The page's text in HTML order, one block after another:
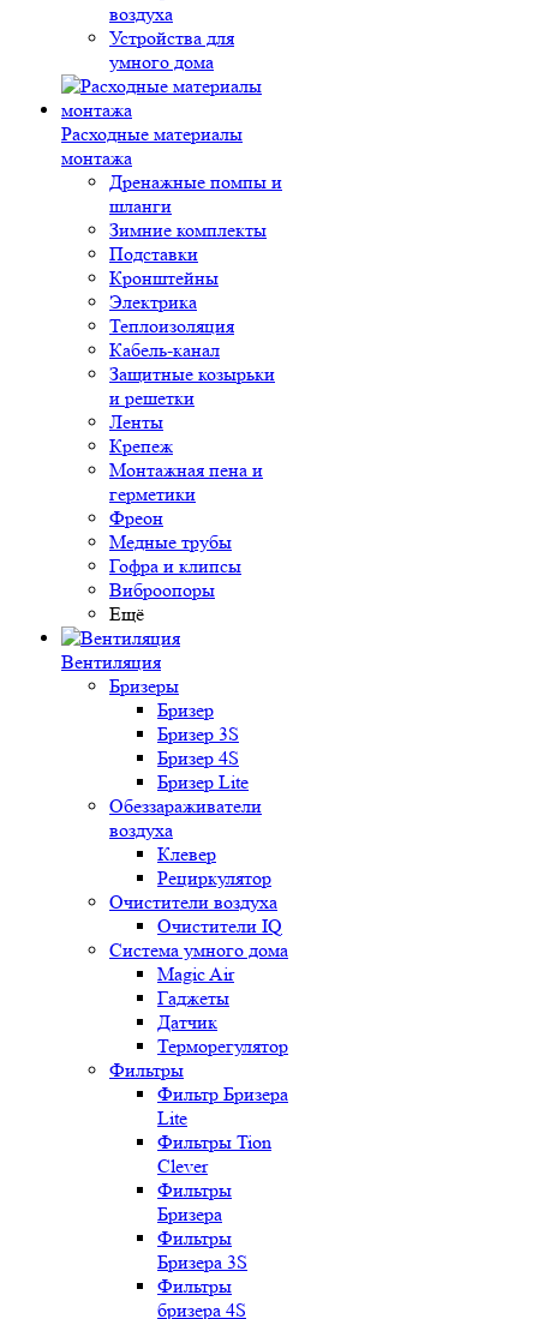
воздуха
Устройства для
умного дома
Расходные материалы
монтажа
Дренажные помпы и
шланги
Зимние комплекты
Подставки
Кронштейны
Электрика
Теплоизоляция
Кабель-канал
Защитные козырьки
и решетки
Ленты
Крепеж
Монтажная пена и
герметики
Фреон
Медные трубы
Гофра и клипсы
Виброопоры
Ещё
Вентиляция
Бризеры
Бризер
Бризер 3S
Бризер 4S
Бризер Lite
Обеззараживатели
воздуха
Клевер
Рециркулятор
Очистители воздуха
Очистители IQ
Система умного дома
Magic Air
Гаджеты
Датчик
Терморегулятор
Фильтры
Фильтр Бризера
Lite
Фильтры Tion
Clever
Фильтры
Бризера
Фильтры
Бризера 3S
Фильтры
бризера 4S